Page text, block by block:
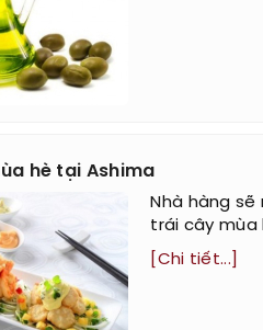
hè tại Ashima
Nhà hàng
trái cây mùa
[Chi tiết...]